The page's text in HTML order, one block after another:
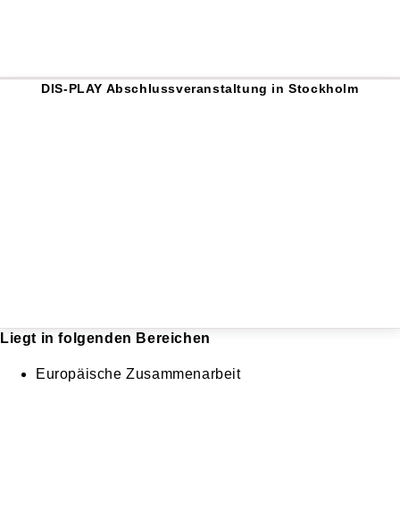
DIS-PLAY Abschlussveranstaltung in Stockholm
Liegt in folgenden Bereichen
Europäische Zusammenarbeit